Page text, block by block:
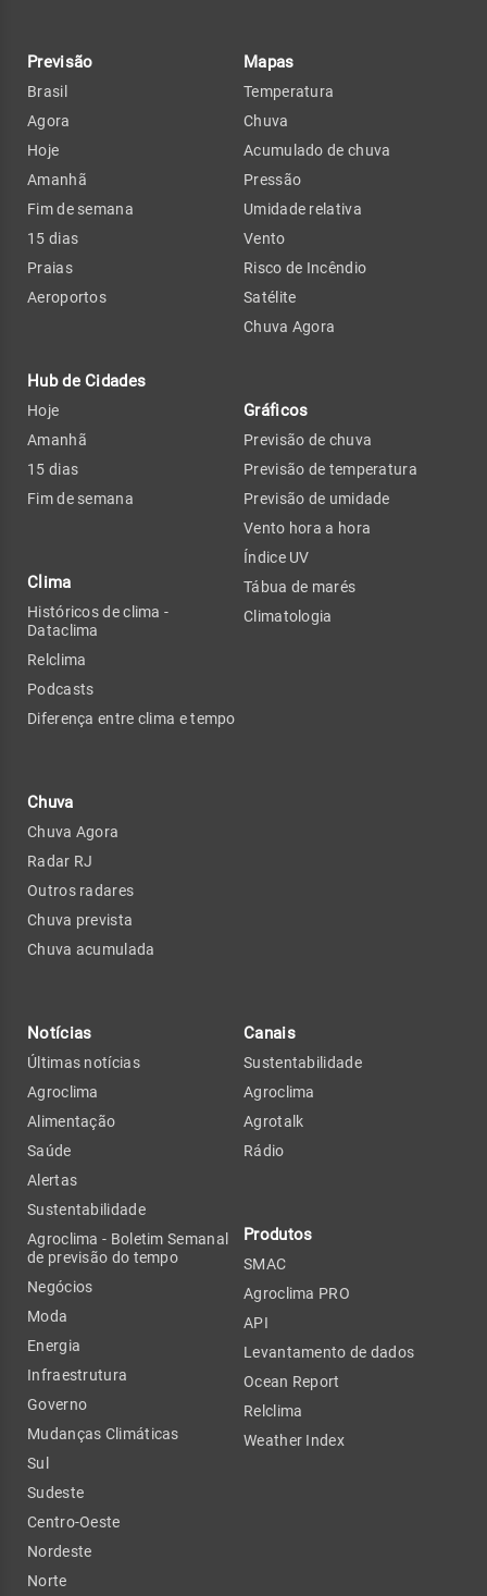
Previsão
Brasil
Agora
Hoje
Amanhã
Fim de semana
15 dias
Praias
Aeroportos
Hub de Cidades
Hoje
Amanhã
15 dias
Fim de semana
Clima
Históricos de clima -
Dataclima
Relclima
Podcasts
Diferença entre clima e tempo
Chuva
Chuva Agora
Radar RJ
Outros radares
Chuva prevista
Chuva acumulada
Mapas
Temperatura
Chuva
Acumulado de chuva
Pressão
Umidade relativa
Vento
Risco de Incêndio
Satélite
Chuva Agora
Gráficos
Previsão de chuva
Previsão de temperatura
Previsão de umidade
Vento hora a hora
Índice UV
Tábua de marés
Climatologia
Notícias
Últimas notícias
Agroclima
Alimentação
Saúde
Alertas
Sustentabilidade
Agroclima - Boletim Semanal
de previsão do tempo
Negócios
Moda
Energia
Infraestrutura
Governo
Mudanças Climáticas
Sul
Sudeste
Centro-Oeste
Nordeste
Norte
Canais
Sustentabilidade
Agroclima
Agrotalk
Rádio
Produtos
SMAC
Agroclima PRO
API
Levantamento de dados
Ocean Report
Relclima
Weather Index